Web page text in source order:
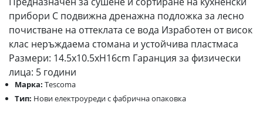
прибори С подвижна дренажна подложка за лесно
почистване на оттеклата се вода Изработен от висок
клас неръждаема стомана и устойчива пластмаса
Размери: 14.5х10.5хH16cm Гаранция за физически
лица: 5 години
Марка: Tescoma
Тип: Нови електроуреди с фабрична опаковка